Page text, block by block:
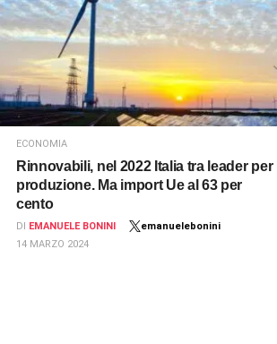
ECONOMIA
Rinnovabili, nel 2022 Italia tra leader per
produzione. Ma import Ue al 63 per
cento
DI EMANUELE BONINI
emanuelebonini
14 MARZO 2024